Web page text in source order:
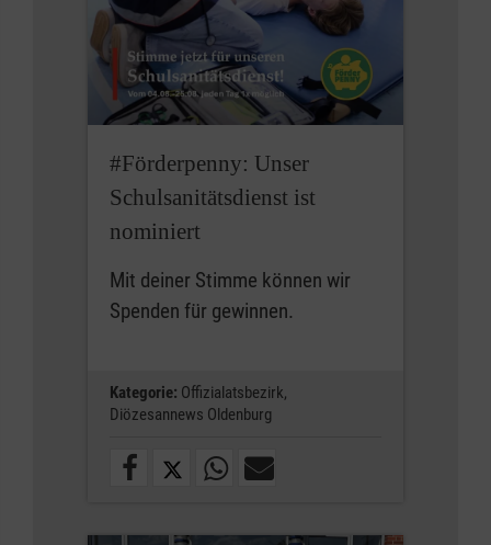
#Förderpenny: Unser
Schulsanitätsdienst ist
nominiert
Mit deiner Stimme können wir
Spenden für gewinnen.
Kategorie: Offizialatsbezirk,
Diözesannews Oldenburg